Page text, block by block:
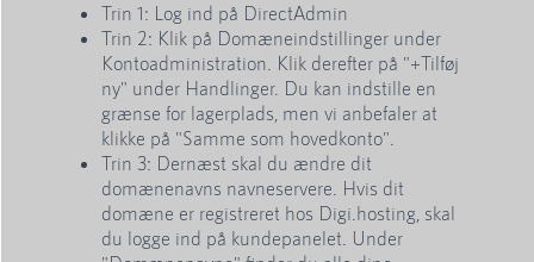
Trin 1: Log ind på DirectAdmin
Trin 2: Klik på Domæneindstillinger under
Kontoadministration. Klik derefter på "+Tilføj
ny" under Handlinger. Du kan indstille en
grænse for lagerplads, men vi anbefaler at
klikke på "Samme som hovedkonto".
Trin 3: Dernæst skal du ændre dit
domænenavns navneservere. Hvis dit
domæne er registreret hos Digi.hosting, skal
du logge ind på kundepanelet. Under